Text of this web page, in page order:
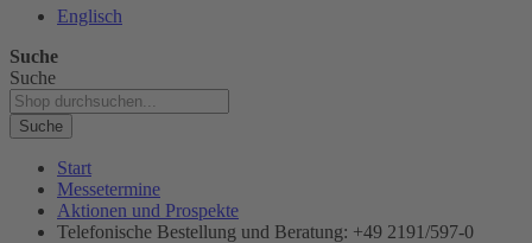
Englisch
Suche
Suche
Suche
Start
Messetermine
Aktionen und Prospekte
Telefonische Bestellung und Beratung: +49 2191/597-0